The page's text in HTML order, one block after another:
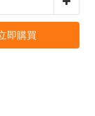
即購買